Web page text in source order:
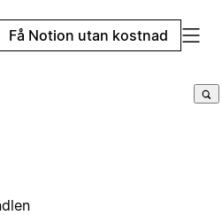
Få Notion utan kostnad